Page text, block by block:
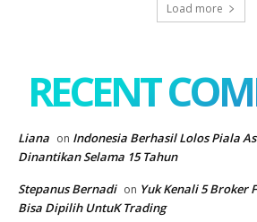
Load more
RECENT
Liana on Indonesia Berhasil Lolos Piala
Dinantikan Selama 15 Tahun
Stepanus Bernadi on Yuk Kenali 5 Broker
Bisa Dipilih UntuK Trading